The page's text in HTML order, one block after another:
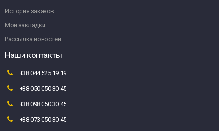
История заказов
Мои закладки
Рассылка новостей
Наши контакты
+38 044 525 19 19
+38 050 050 30 45
+38 098 050 30 45
+38 073 050 30 45